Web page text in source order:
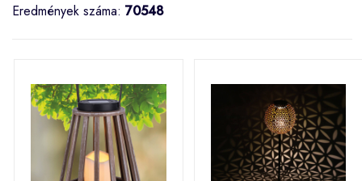
Eredmények száma: 70548